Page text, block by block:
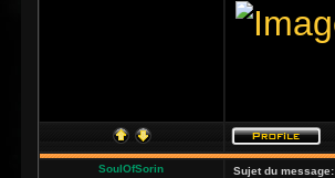
SoulOfSorin Sujet du message: